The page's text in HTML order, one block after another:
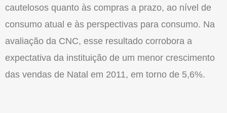
cautelosos quanto às compras a prazo, ao nível de
consumo atual e às perspectivas para consumo. Na
avaliação da CNC, esse resultado corrobora a
expectativa da instituição de um menor crescimento
das vendas de Natal em 2011, em torno de 5,6%.